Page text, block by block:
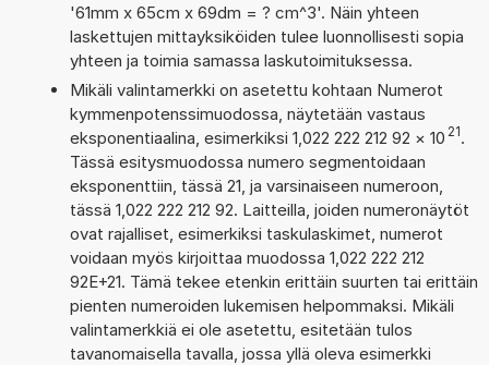
'61mm x 65cm x 69dm = ? cm^3'. Näin yhteen
laskettujen mittayksiköiden tulee luonnollisesti sopia
yhteen ja toimia samassa laskutoimituksessa.
Mikäli valintamerkki on asetettu kohtaan Numerot
kymmenpotenssimuodossa, näytetään vastaus
eksponentiaalina, esimerkiksi 1,022 222 212 92 × 10 21.
Tässä esitysmuodossa numero segmentoidaan
eksponenttiin, tässä 21, ja varsinaiseen numeroon,
tässä 1,022 222 212 92. Laitteilla, joiden numeronäytöt
ovat rajalliset, esimerkiksi taskulaskimet, numerot
voidaan myös kirjoittaa muodossa 1,022 222 212
92E+21. Tämä tekee etenkin erittäin suurten tai erittäin
pienten numeroiden lukemisen helpommaksi. Mikäli
valintamerkkiä ei ole asetettu, esitetään tulos
tavanomaisella tavalla, jossa yllä oleva esimerkki